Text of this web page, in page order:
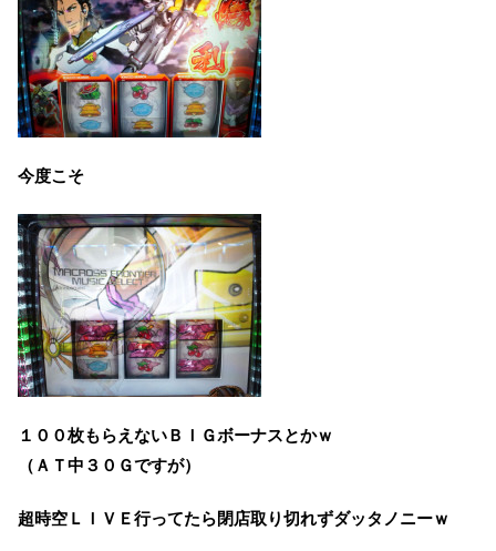
今度こそ
１００枚もらえないＢＩＧボーナスとかｗ
（ＡＴ中３０Ｇですが）
超時空ＬＩＶＥ行ってたら閉店取り切れずダッタノニーｗ